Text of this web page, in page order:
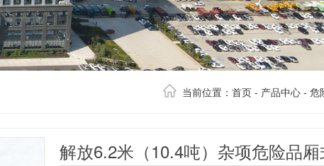
当前位置： 首页 - 产品中心 - 危
解放6.2米（10.4吨）杂项危险品